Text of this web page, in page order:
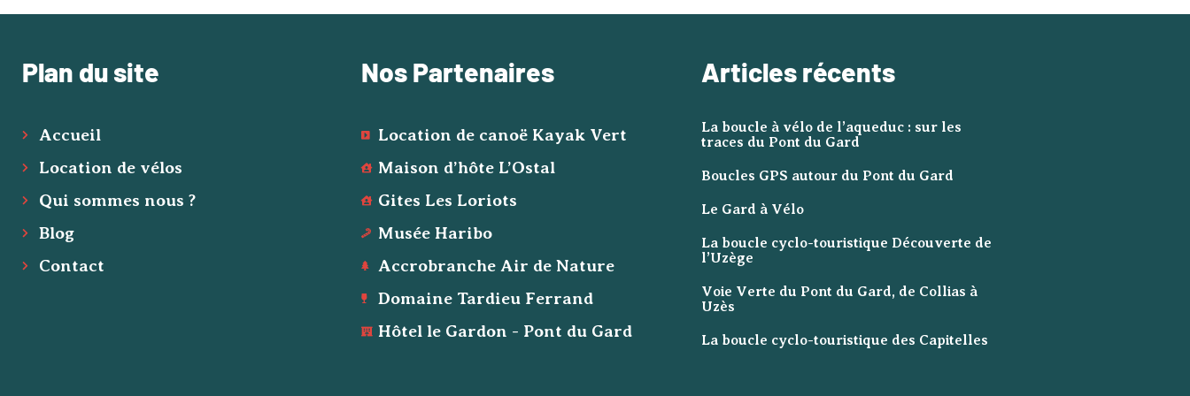
Plan du site
Accueil
Location de vélos
Qui sommes nous ?
Blog
Contact
Nos Partenaires
Location de canoë Kayak Vert
Maison d’hôte L’Ostal
Gites Les Loriots
Musée Haribo
Accrobranche Air de Nature
Domaine Tardieu Ferrand
Hôtel le Gardon - Pont du Gard
Articles récents
La boucle à vélo de l’aqueduc : sur les
traces du Pont du Gard
Boucles GPS autour du Pont du Gard
Le Gard à Vélo
La boucle cyclo-touristique Découverte de
l’Uzège
Voie Verte du Pont du Gard, de Collias à
Uzès
La boucle cyclo-touristique des Capitelles